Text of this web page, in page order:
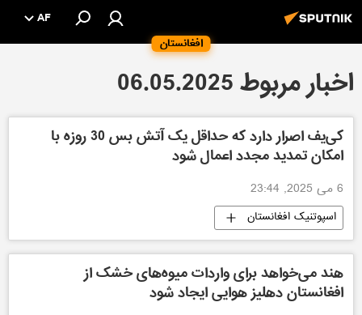
افغانستان
AF
اخبار مربوط 06.05.2025
کی‌یف اصرار دارد که حداقل یک آتش بس 30 روزه با
امکان تمدید مجدد اعمال شود
6 می 2025, 23:44
اسپوتنیک افغانستان
هند می‌خواهد برای واردات میوه‌های خشک از
افغانستان دهلیز هوایی ایجاد شود